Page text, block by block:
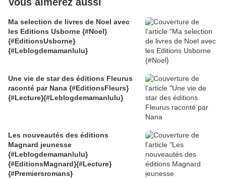
Ma selection de livres de Noel avec
les Editions Usborne {#Noel}
{#EditionsUsborne}
{#Leblogdemamanlulu}
Une vie de star des éditions Fleurus
raconté par Nana {#EditionsFleurs}
{#Lecture}{#Leblogdemamanlulu}
Les nouveautés des éditions
Magnard jeunesse
{#Leblogdemamanlulu}
{#EditionsMagnard}{#Lecture}
{#Premiersromans}